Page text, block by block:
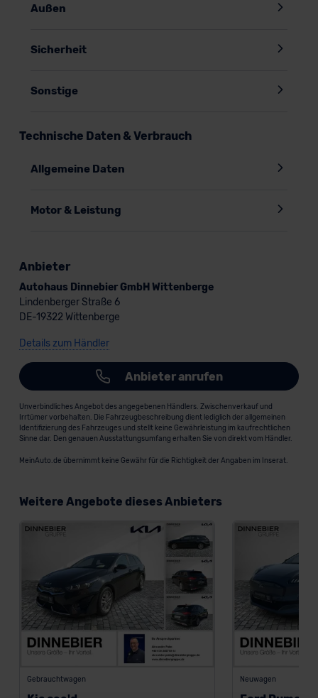
Außen
Sicherheit
Sonstige
Technische Daten & Verbrauch
Allgemeine Daten
Motor & Leistung
Anbieter
Autohaus Dinnebier GmbH Wittenberge
Lindenberger Straße 6
DE-19322 Wittenberge
Details zum Händler
Anbieter anrufen
Unverbindliches Angebot des angegebenen Händlers. Zwischenverkauf und
Irrtümer vorbehalten. Die Fahrzeugbeschreibung dient lediglich der allgemeinen
Identifizierung des Fahrzeuges und stellt keine Gewährleistung im kaufrechtlichen
Sinne dar. Den genauen Ausstattungsumfang erhalten Sie von direkt vom Händler.
MeinAuto.de übernimmt keine Gewähr für die Richtigkeit der Angaben im Inserat.
Weitere Angebote dieses Anbieters
Gebrauchtwagen Neuwagen